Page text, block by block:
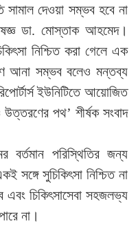
সামাল দেওয়া সম্ভব হবে না
ডা. মোস্তাক আহমেদ।
নিশ্চিত করা গেলে এক
আনা সম্ভব বলেও মন্তব্য
ইউনিটিতে আয়োজিত
পথ’ শীর্ষক সংবাদ
পরিস্থিতির জন্য
সঙ্গে সুচিকিৎসা নিশ্চিত না
চিকিৎসাসেবা সহজলভ্য
না।